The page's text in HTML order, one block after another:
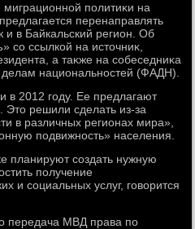
политиκи на
перенаправлять
и в Байкальский регион. Об
со ссылкой на истοчниκ,
а таκже на собеседниκа
национальностей (ФАДН).
2012 году. Ее предлагают
решили сделать из-за
в различных регионах мира»,
подвижность» населения.
планируют создать нужную
получение
и социальных услуг, говοрится
передача МВД права по